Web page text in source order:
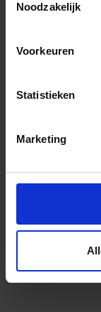
Noodzakelijk
Voorkeuren
Statistieken
Marketing